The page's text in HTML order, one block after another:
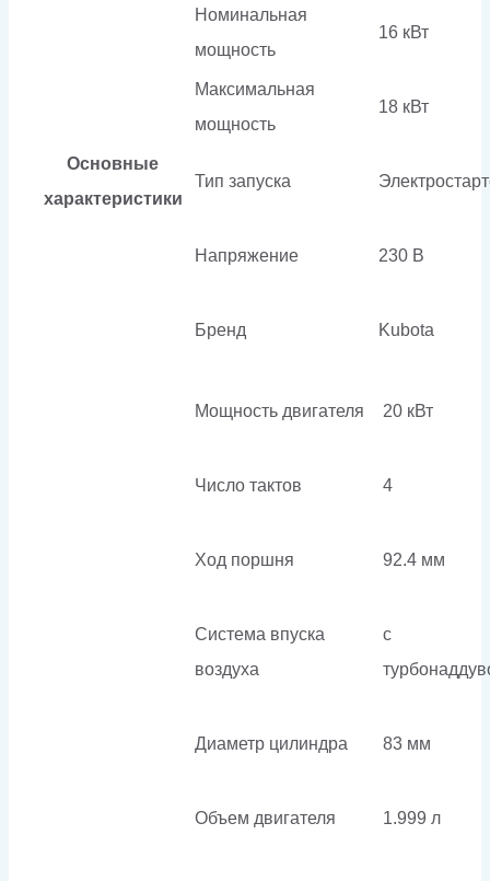
Основные
характеристики
Номинальная
мощность
16 кВт
Максимальная
мощность
18 кВт
Тип запуска
Напряжение 230 В
Бренд Kubota
Мощность двигателя 20 кВт
Число тактов 4
Ход поршня 92.4 мм
Система впуска
воздуха
с
Диаметр цилиндра 83 мм
Объем двигателя 1.999 л